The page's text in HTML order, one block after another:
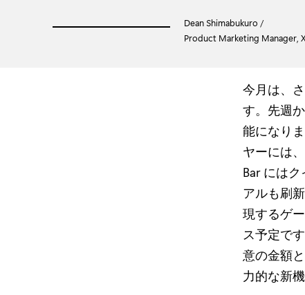
Dean Shimabukuro /
Product Marketing Manager,
今月は、
す。先週
能になり
ヤーには
Bar には
アルも刷
現するゲ
ス予定で
意の金額
力的な新